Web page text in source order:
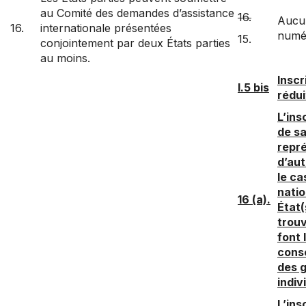
16.
au Comité des demandes d’assistance
internationale présentées
conjointement par deux États parties
au moins.
16.
15.
I.5 bis
16 (a).
de
le
font
des